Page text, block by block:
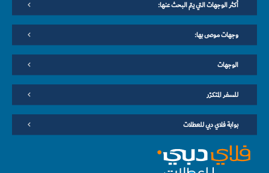
أكثر الوجهات التي يتم البحث عنها:
وجهات موصى بها:
الوجهات
للسفر المتكرّر
بوابة فلاي دبي للعطلات